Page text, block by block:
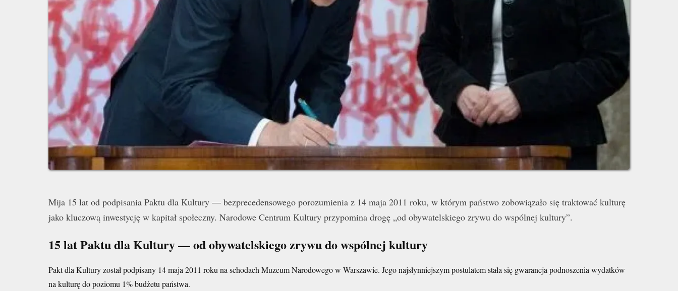
Mija 15 lat od podpisania Paktu dla Kultury — bezprecedensowego porozumienia z 14 maja 2011 roku, w którym państwo zobowiązało się traktować kulturę
jako kluczową inwestycję w kapitał społeczny. Narodowe Centrum Kultury przypomina drogę „od obywatelskiego zrywu do wspólnej kultury”.
15 lat Paktu dla Kultury — od obywatelskiego zrywu do wspólnej kultury
Pakt dla Kultury został podpisany 14 maja 2011 roku na schodach Muzeum Narodowego w Warszawie. Jego najsłynniejszym postulatem stała się gwarancja podnoszenia wydatków
na kulturę do poziomu 1% budżetu państwa.